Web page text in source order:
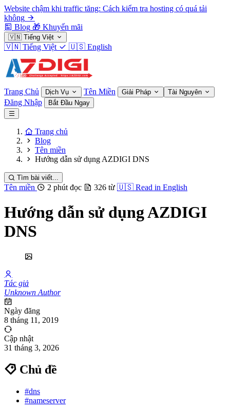
Website chậm khi traffic tăng: Cách kiểm tra hosting có quá tải
không
Blog 🎁 Khuyến mãi
🇻🇳 Tiếng Việt
🇻🇳 Tiếng Việt 🇺🇸 English
Trang Chủ Dịch Vụ Tên Miền Giải Pháp Tài Nguyên
Đăng Nhập Bắt Đầu Ngay
Trang chủ
Blog
Tên miền
Hướng dẫn sử dụng AZDIGI DNS
Tìm bài viết...
Tên miền 2 phút đọc 326 từ 🇺🇸 Read in English
Hướng dẫn sử dụng AZDIGI
DNS
Tác giả
Unknown Author
Ngày đăng
8 tháng 11, 2019
Cập nhật
31 tháng 3, 2026
Chủ đề
#dns
#nameserver